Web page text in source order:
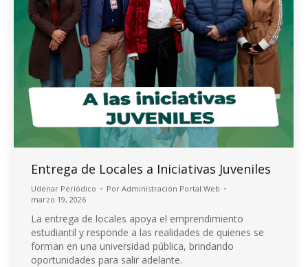
Entrega de Locales a Iniciativas Juveniles
Udenar Periódico Por Administración Portal Web
marzo 19, 2026
La entrega de locales apoya el emprendimiento
estudiantil y responde a las realidades de quienes se
forman en una universidad pública, brindando
oportunidades para salir adelante.